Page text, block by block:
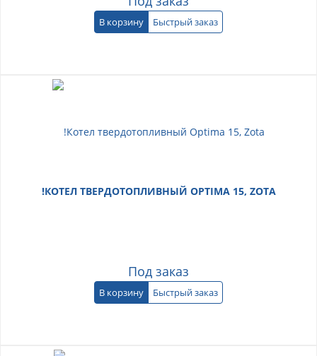
В корзину Быстрый заказ
!КОТЕЛ ТВЕРДОТОПЛИВНЫЙ OPTIMA 15, ZOTA
Под заказ
В корзину Быстрый заказ